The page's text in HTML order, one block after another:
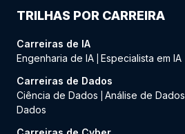
TRILHAS POR CARREIRA
Carreiras de IA
Engenharia de IA Especialista em IA
Carreiras de Dados
Ciência de Dados
Análise de Dados
Dados